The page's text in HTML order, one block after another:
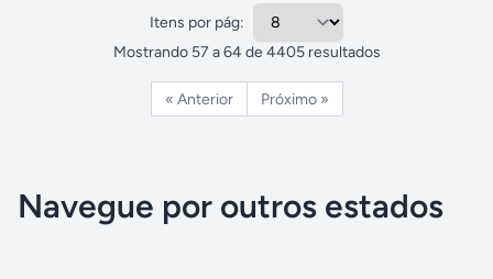
Itens por pág:
Mostrando 57 a64de 4405resultados
« Anterior Próximo »
Navegue por outros estados